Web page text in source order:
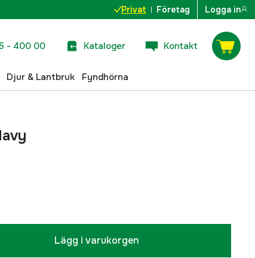
Privat Företag Logga in
- 400 00 Kataloger Kontakt
Djur & Lantbruk Fyndhörna
Lägg i varukorgen